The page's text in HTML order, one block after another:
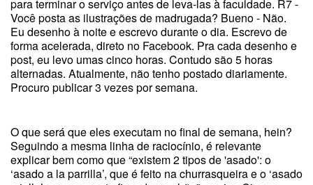
para terminar o serviço antes de leva-las à faculdade. R7 -
Você posta as ilustrações de madrugada? Bueno - Não.
Eu desenho à noite e escrevo durante o dia. Escrevo de
forma acelerada, direto no Facebook. Pra cada desenho e
post, eu levo umas cinco horas. Contudo são 5 horas
alternadas. Atualmente, não tenho postado diariamente.
Procuro publicar 3 vezes por semana.
O que será que eles executam no final de semana, hein?
Seguindo a mesma linha de raciocínio, é relevante
explicar bem como que “existem 2 tipos de 'asado': o
‘asado a la parrilla’, que é feito na churrasqueira e o ‘asado